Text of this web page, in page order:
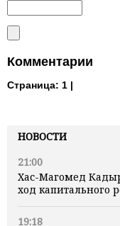
НОВОСТИ
21:00
Хас-Магомед
ход капитального
19:18
Комментарии
Страница: 1 |